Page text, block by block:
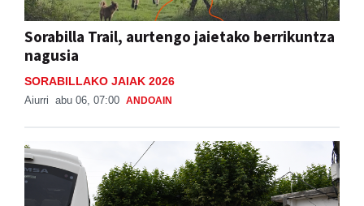
Sorabilla Trail, aurtengo jaietako berrikuntza
nagusia
SORABILLAKO JAIAK 2026
Aiurri abu 06, 07:00 ANDOAIN